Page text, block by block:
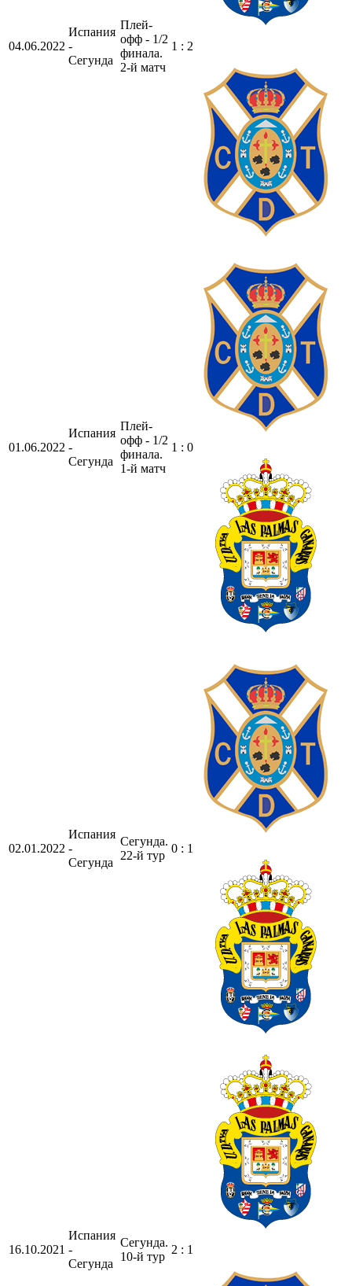
04.06.2022
Испания
-
Сегунда
Плей-
офф - 1/2
финала.
2-й матч
1 : 2
01.06.2022
Испания
-
Сегунда
Плей-
офф - 1/2
финала.
1-й матч
1 : 0
02.01.2022
Испания
-
Сегунда
Сегунда.
22-й тур
0 : 1
16.10.2021
Испания
-
Сегунда
Сегунда.
10-й тур
2 : 1